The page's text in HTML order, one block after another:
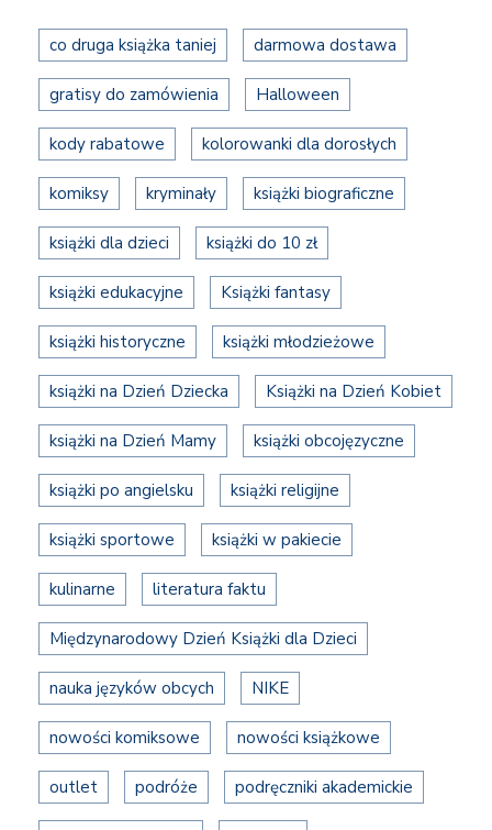
co druga książka taniej darmowa dostawa
gratisy do zamówienia Halloween
kody rabatowe kolorowanki dla dorosłych
komiksy kryminały książki biograficzne
książki dla dzieci książki do 10 zł
książki edukacyjne Książki fantasy
książki historyczne książki młodzieżowe
książki na Dzień Dziecka Książki na Dzień Kobiet
książki na Dzień Mamy książki obcojęzyczne
książki po angielsku książki religijne
książki sportowe książki w pakiecie
kulinarne literatura faktu
Międzynarodowy Dzień Książki dla Dzieci
nauka języków obcych NIKE
nowości komiksowe nowości książkowe
outlet podróże podręczniki akademickie